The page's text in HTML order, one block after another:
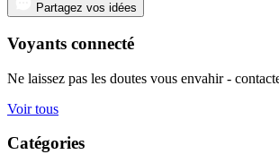
Partagez vos idées
Voyants connecté
Ne laissez pas les doutes vous envahir -
Voir tous
Catégories